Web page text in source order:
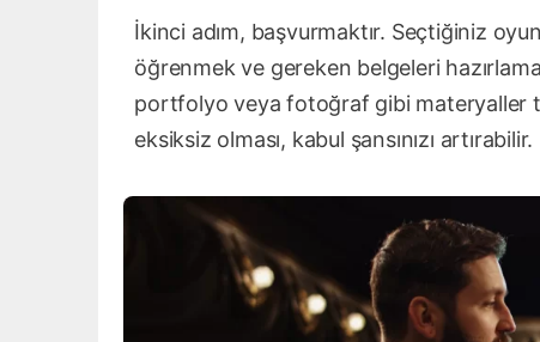
İkinci adım, başvurmaktır. Seçtiğiniz
öğrenmek ve gereken belgeleri
portfolyo veya fotoğraf gibi materyaller
eksiksiz olması, kabul şansınızı artırabilir.